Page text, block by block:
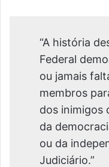
“A história
Federal
ou jamais
membros
dos inimigos
da
ou da
Judiciário.”